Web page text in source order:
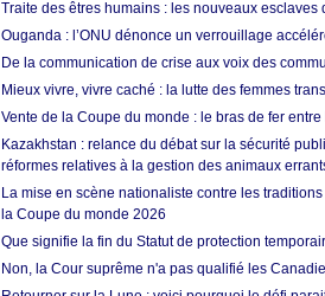
Traite des êtres humains : les nouveaux
Ouganda : l’ONU dénonce un verrouillage
De la communication de crise aux voix des
Mieux vivre, vivre caché : la lutte des femmes
Vente de la Coupe du monde : le bras de fer entre
Kazakhstan : relance du débat sur la sécurité
réformes relatives à la gestion des animaux
La mise en scène nationaliste contre les
la Coupe du monde 2026
Que signifie la fin du Statut de protection
Non, la Cour suprême n'a pas qualifié les